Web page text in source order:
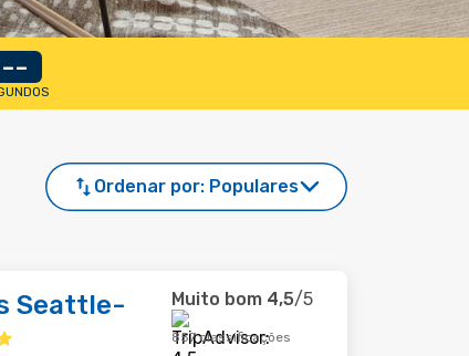
--
Ordenar por: Populares
Seattle-
Muito bom 4,5/5
857 classificações